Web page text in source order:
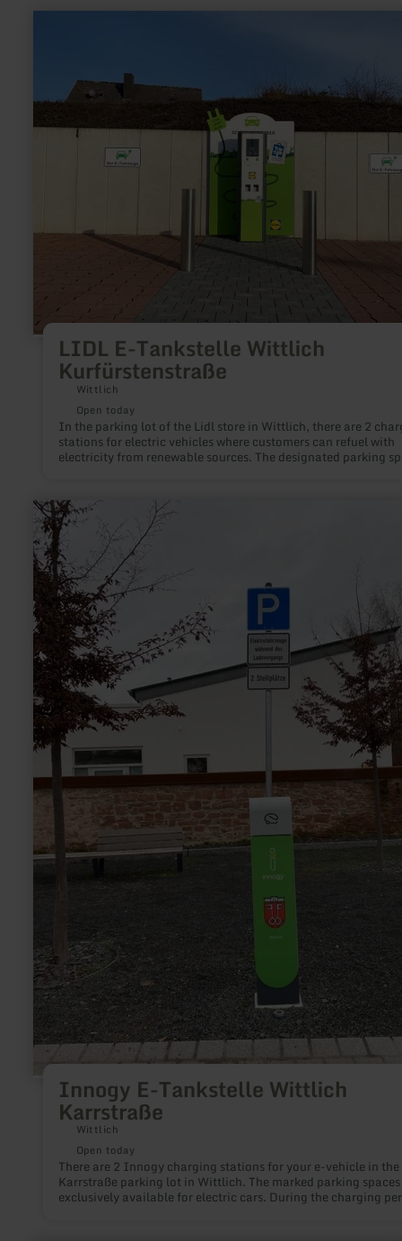
LIDL E-Tankstelle Wittlich
Kurfürstenstraße
Wittlich
Open today
In the parking lot of the Lidl store in Wittlich, there are 2
stations for electric vehicles where customers can refuel with
electricity from renewable sources. The designated parking
Tankstelle
Wittlich
Innogy E-Tankstelle Wittlich
Karrstraße
Wittlich
Open today
There are 2 Innogy charging stations for your e-vehicle in the
Karrstraße parking lot in Wittlich. The marked parking
exclusively available for electric cars. During the charging
learn
more
about:
Innogy
E-
Tankstelle
Wittlich
Karrstraße